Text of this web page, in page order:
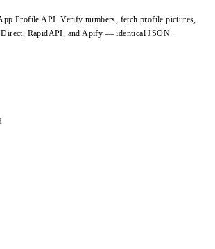
Profile API. Verify numbers, fetch profile pictures,
Direct, RapidAPI, and Apify — identical JSON.